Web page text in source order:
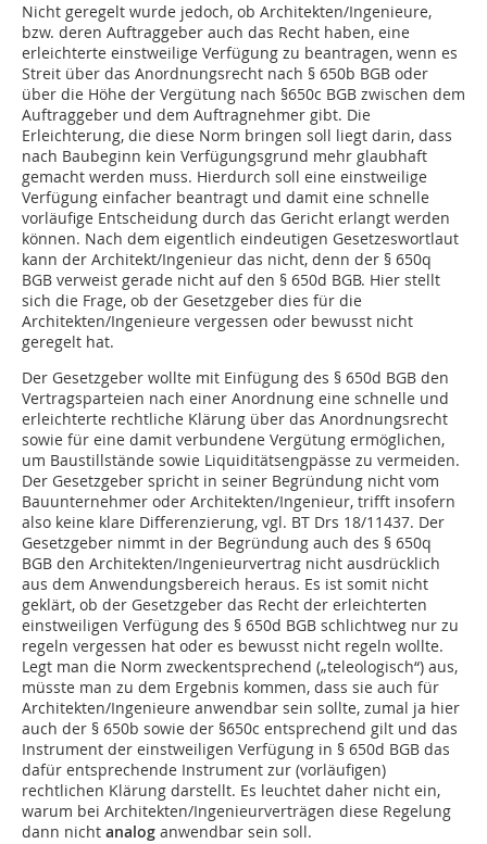
Nicht geregelt wurde jedoch, ob Architekten/Ingenieure,
bzw. deren Auftraggeber auch das Recht haben, eine
erleichterte einstweilige Verfügung zu beantragen, wenn es
Streit über das Anordnungsrecht nach § 650b BGB oder
über die Höhe der Vergütung nach §650c BGB zwischen dem
Auftraggeber und dem Auftragnehmer gibt. Die
Erleichterung, die diese Norm bringen soll liegt darin, dass
nach Baubeginn kein Verfügungsgrund mehr glaubhaft
gemacht werden muss. Hierdurch soll eine einstweilige
Verfügung einfacher beantragt und damit eine schnelle
vorläufige Entscheidung durch das Gericht erlangt werden
können. Nach dem eigentlich eindeutigen Gesetzeswortlaut
kann der Architekt/Ingenieur das nicht, denn der § 650q
BGB verweist gerade nicht auf den § 650d BGB. Hier stellt
sich die Frage, ob der Gesetzgeber dies für die
Architekten/Ingenieure vergessen oder bewusst nicht
geregelt hat.
Der Gesetzgeber wollte mit Einfügung des § 650d BGB den
Vertragsparteien nach einer Anordnung eine schnelle und
erleichterte rechtliche Klärung über das Anordnungsrecht
sowie für eine damit verbundene Vergütung ermöglichen,
um Baustillstände sowie Liquiditätsengpässe zu vermeiden.
Der Gesetzgeber spricht in seiner Begründung nicht vom
Bauunternehmer oder Architekten/Ingenieur, trifft insofern
also keine klare Differenzierung, vgl. BT Drs 18/11437. Der
Gesetzgeber nimmt in der Begründung auch des § 650q
BGB den Architekten/Ingenieurvertrag nicht ausdrücklich
aus dem Anwendungsbereich heraus. Es ist somit nicht
geklärt, ob der Gesetzgeber das Recht der erleichterten
einstweiligen Verfügung des § 650d BGB schlichtweg nur zu
regeln vergessen hat oder es bewusst nicht regeln wollte.
Legt man die Norm zweckentsprechend („teleologisch“) aus,
müsste man zu dem Ergebnis kommen, dass sie auch für
Architekten/Ingenieure anwendbar sein sollte, zumal ja hier
auch der § 650b sowie der §650c entsprechend gilt und das
Instrument der einstweiligen Verfügung in § 650d BGB das
dafür entsprechende Instrument zur (vorläufigen)
rechtlichen Klärung darstellt. Es leuchtet daher nicht ein,
warum bei Architekten/Ingenieurverträgen diese Regelung
dann nicht analog anwendbar sein soll.